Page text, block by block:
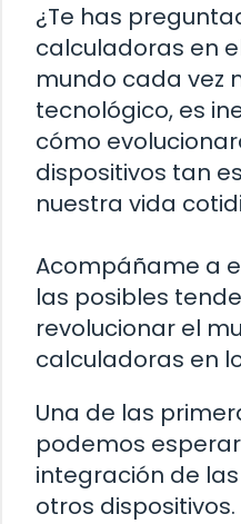
¿Te has
calculadoras en
mundo cada vez
tecnológico, es
cómo
dispositivos tan
nuestra vida
Acompáñame a
las posibles
revolucionar el
calculadoras en
Una de las
podemos
integración de
otros dispositivos.